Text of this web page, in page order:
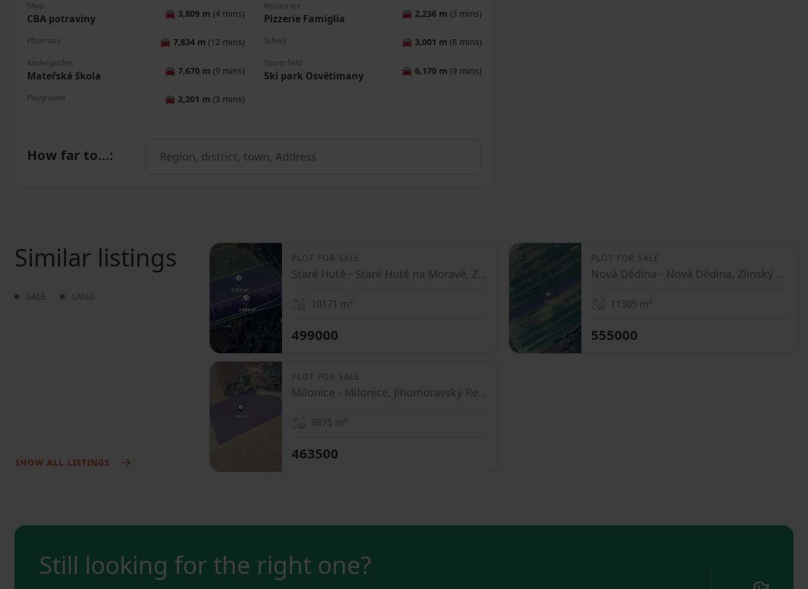
Shop
CBA potraviny 🚘 3,809 m (4 mins)
Restaurant
Pizzerie Famiglia 🚘 2,236 m (3 mins)
Pharmacy 🚘 7,834 m (12 mins) School 🚘 3,001 m (8 mins)
Kindergarden
Mateřská škola 🚘 7,670 m (9 mins)
Sports field
Ski park Osvětimany 🚘 6,170 m (9 mins)
Playground 🚘 2,201 m (3 mins)
How far to…:
Similar listings
SALE LAND
SHOW ALL LISTINGS
PLOT FOR SALE
Staré Hutě - Staré Hutě na Moravě, Zlínský Region
10171 m²
499000
PLOT FOR SALE
Nová Dědina - Nová Dědina, Zlínský Region
11305 m²
555000
PLOT FOR SALE
Milonice - Milonice, Jihomoravský Region
9875 m²
463500
Still looking for the right one?